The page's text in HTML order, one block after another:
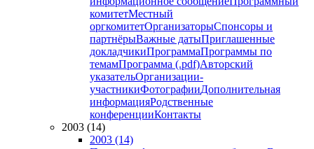
комитетМестный
оргкомитетОрганизаторыСпонсоры и
партнёрыВажные датыПриглашенные
докладчикиПрограммаПрограммы по
темамПрограмма (.pdf)Авторский
указательОрганизации-
участникиФотографииДополнительная
информацияРодственные
конференцииКонтакты
2003 (14)
2003 (14)